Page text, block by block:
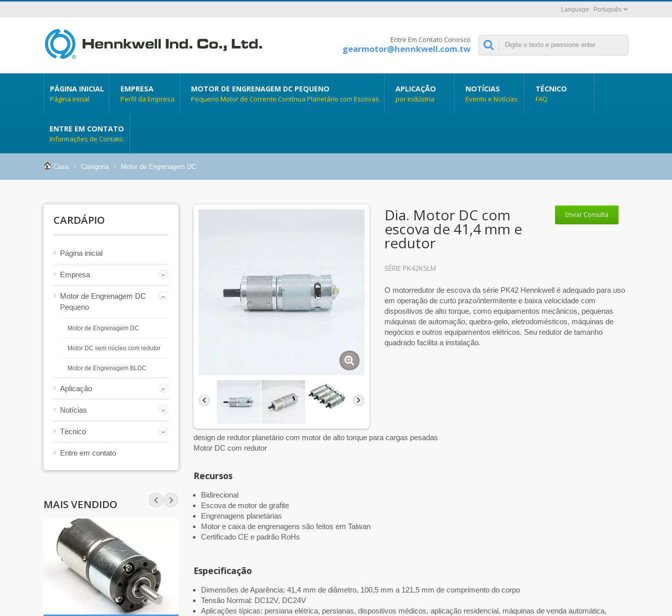
Português
Entre Em Contato Conosco
gearmotor@hennkwell.com.tw
PÁGINA INICIAL
Página inicial
EMPRESA
Perfil da Empresa
MOTOR DE ENGRENAGEM DC PEQUENO
Pequeno Motor de Corrente Contínua Planetário com Escovas
APLICAÇÃO
por Indústria
NOTÍCIAS
Evento e Notícias
TÉCNICO
FAQ
ENTRE EM CONTATO
Informações de Contato.
Casa Categoria Motor de Engrenagem DC
CARDÁPIO
Página inicial
Empresa
Motor de Engrenagem DC
Pequeno
Motor de Engrenagem DC
Motor DC sem núcleo com redutor
Motor de Engrenagem BLDC
Aplicação
Notícias
Técnico
Entre em contato
MAIS VENDIDO
Enviar Consulta
Dia. Motor DC com
escova de 41,4 mm e
redutor
SÉRIE PK42K5LM
O motorredutor de escova da série PK42 Hennkwell é adequado para uso
em operação de curto prazo/intermitente e baixa velocidade com
dispositivos de alto torque, como equipamentos mecânicos, pequenas
máquinas de automação, quebra-gelo, eletrodomésticos, máquinas de
negócios e outros equipamentos elétricos. Seu redutor de tamanho
quadrado facilita a instalação.
design de redutor planetário com motor de alto torque para cargas pesadas
Motor DC com redutor
Recursos
Bidirecional
Escova de motor de grafite
Engrenagens planetárias
Motor e caixa de engrenagens são feitos em Taiwan
Certificado CE e padrão RoHs
Especificação
Dimensões de Aparência: 41,4 mm de diâmetro, 100,5 mm a 121,5 mm de comprimento do corpo
Tensão Normal: DC12V, DC24V
Aplicações típicas: persiana elétrica, persianas, dispositivos médicos, aplicação residencial, máquinas de venda automática,